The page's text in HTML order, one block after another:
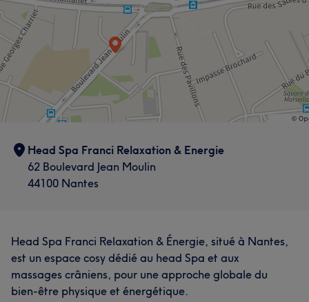
Head Spa Franci Relaxation & Energie
62 Boulevard Jean Moulin
44100 Nantes
Head Spa Franci Relaxation & Énergie, situé à Nantes,
est un espace cosy dédié au head Spa et aux
massages crâniens, pour une approche globale du
bien-être physique et énergétique.